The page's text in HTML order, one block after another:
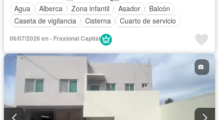
Agua
Alberca Zona infantil Asador
Balcón
Caseta de vigilancia
Cisterna
Cuarto de servicio
Estacionamiento
Seguridad
Wifi
Zonas verdes
Sin amueblar
06/07/2026 en - Fraxional Capital